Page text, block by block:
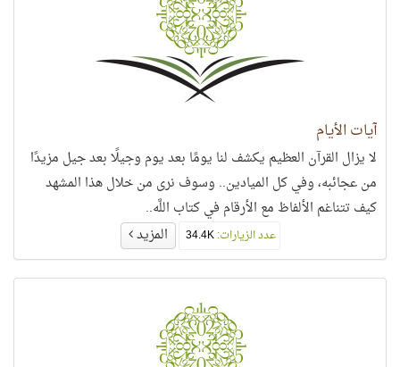
آيات الأيام
لا يزال القرآن العظيم يكشف لنا يومًا بعد يوم وجيلًا بعد جيل مزيدًا
من عجائبه، وفي كل الميادين.. وسوف نرى من خلال هذا المشهد
كيف تتناغم الألفاظ مع الأرقام في كتاب اللَّه..
عدد الزيارات:34.4K المزيد